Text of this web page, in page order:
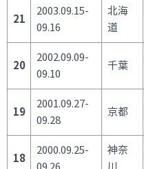
21
2003.09.15-
09.16
北海
道
20
2002.09.09-
09.10
千葉
19
2001.09.27-
09.28
京都
18
2000.09.25-
神奈